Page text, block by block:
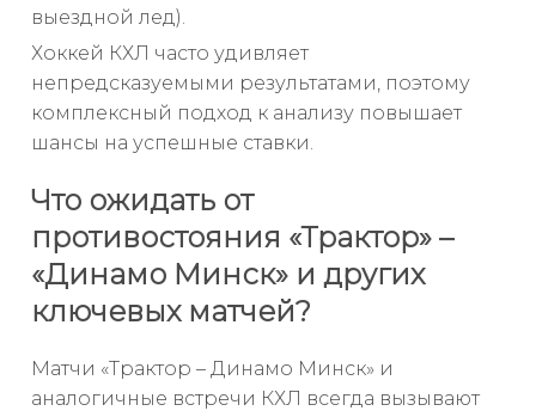
выездной лед).
Хоккей КХЛ часто удивляет
непредсказуемыми результатами, поэтому
комплексный подход к анализу повышает
шансы на успешные ставки.
Что ожидать от
противостояния «Трактор» –
«Динамо Минск» и других
ключевых матчей?
Матчи «Трактор – Динамо Минск» и
аналогичные встречи КХЛ всегда вызывают